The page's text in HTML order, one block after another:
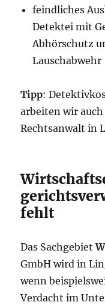
feindliches
Detektei mit
Abhörschutz
Lauschabwehr
Tipp:
arbeiten wir
Rechtsanwalt in
fehlt
Das Sachgebiet
GmbH wird in
wenn
Verdacht im